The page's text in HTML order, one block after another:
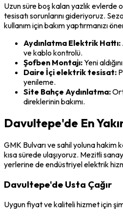
Uzun süre boş kalan yazlık evlerde
tesisatı sorunlarını gideriyoruz.
kullanım için bakım yaptırmanızı
Aydınlatma Elektrik Hattı:
ve kablo kontrolü.
Şofben Montajı:Yeni
Daire İçi elektrik tesisat:
yenileme.
Site Bahçe Aydınlatma:
direklerinin bakımı.
Davultepe'de En
GMK Bulvarı ve sahil yoluna hakim
kısa sürede ulaşıyoruz. Mezitli
yerlerine de endüstriyel elektrik
Davultepe'de Usta Çağır
Uygun fiyat ve kaliteli hizmet için